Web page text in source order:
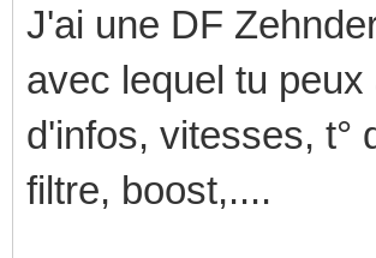
J'ai une DF
avec lequel tu
d'infos, vitesses, t°
filtre, boost,....